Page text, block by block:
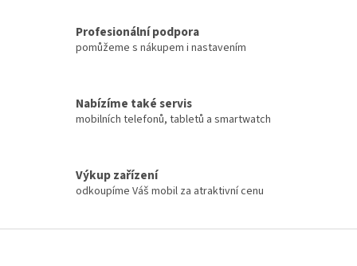
Profesionální podpora
pomůžeme s nákupem i nastavením
Nabízíme také servis
mobilních telefonů, tabletů a smartwatch
Výkup zařízení
odkoupíme Váš mobil za atraktivní cenu